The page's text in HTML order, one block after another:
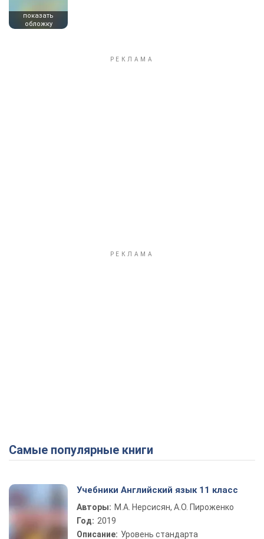
показать
обложку
Самые популярные книги
Учебники Английский язык 11 класс
Авторы: М.А. Нерсисян, А.О. Пироженко
Год: 2019
Описание: Уровень стандарта